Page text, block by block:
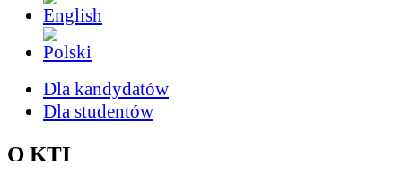
Dla kandydatów
Dla studentów
O KTI